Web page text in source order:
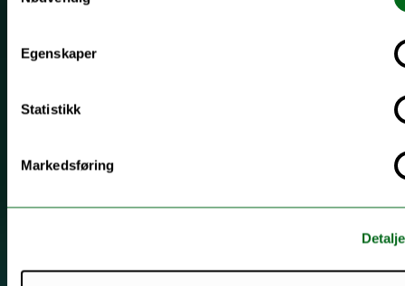
Egenskaper
Statistikk
Markedsføring